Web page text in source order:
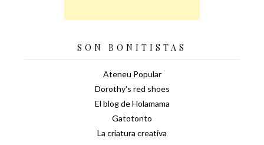
SON BONITISTAS
Ateneu Popular
Dorothy's red shoes
El blog de Holamama
Gatotonto
La criatura creativa